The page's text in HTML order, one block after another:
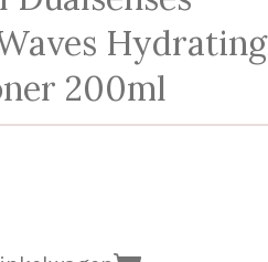
Hydrating
200ml